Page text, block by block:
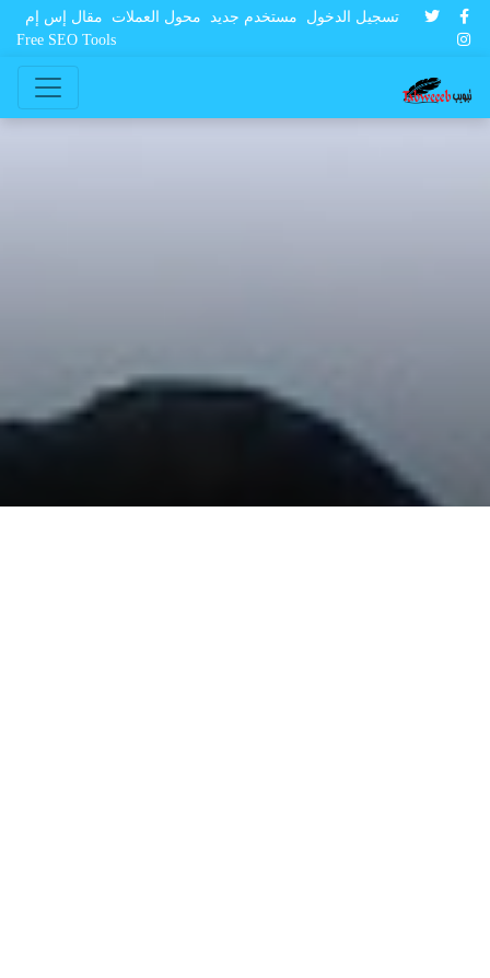
تسجيل الدخول مستخدم جديد محول العملات
مقال إس إم
Free SEO Tools